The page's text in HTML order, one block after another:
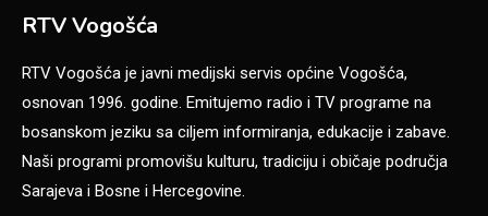
RTV Vogošća
RTV Vogošća je javni medijski servis općine Vogošća,
osnovan 1996. godine. Emitujemo radio i TV programe na
bosanskom jeziku sa ciljem informiranja, edukacije i zabave.
Naši programi promovišu kulturu, tradiciju i običaje područja
Sarajeva i Bosne i Hercegovine.